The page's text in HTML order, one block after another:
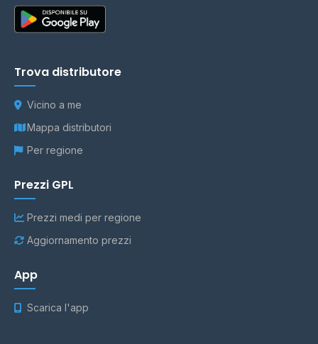
Trova distributore
Vicino a me
Mappa distributori
Per regione
Prezzi GPL
Prezzi medi per regione
Aggiornamento prezzi
App
Scarica l'app